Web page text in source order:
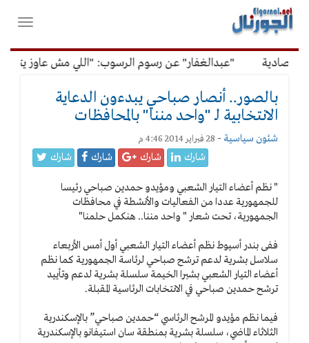
القائمة
الرئيسية
فتح
"عبدالغفار" عن رسوم الرسوب: "اللي مش عاوز يتعلم
بالصور.. أنصار صباحي يبدءون الدعاية
الانتخابية لـ "واحد مننا" بالمحافظات
شئون سياسية - 28 فبراير 2014 4:46 م
شارك شارك شارك شارك
" نظم أعضاء التيار الشعبي ومؤيدو حمدين صباحي رئيسا
للجمهورية عددا من الفعاليات والأنشطة في محافظات
الجمهورية، تحت شعار " واحد مننا.. هنكمل حلمنا"
ففى بندر أسيوط نظم أعضاء التيار الشعبي أول أمس الأربعاء
سلاسل بشرية لدعم ترشح صباحي لرئاسة الجمهورية كما نظم
أعضاء التيار الشعبي بشبرا الخيمة سلسلة بشرية لدعم وتأييد
ترشح حمدين صباحي في الانتخابات الرئاسية المقبلة.
فيما نظم مؤيدو المرشح الرئاسي “حمدين صباحي” بالإسكندرية
الثلاثاء الماضي، سلسلة بشرية بمنطقة سان استيفانو بالإسكندرية